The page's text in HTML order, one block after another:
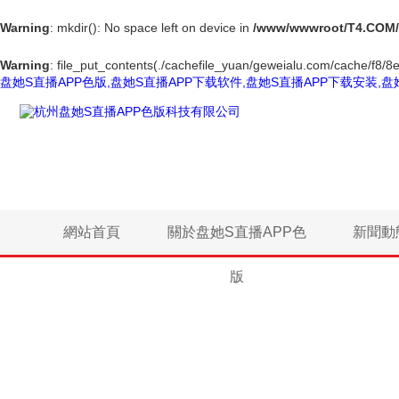
Warning: mkdir(): No space left on device in /www/wwwroot/
Warning: file_put_contents(./cachefile_yuan/geweialu.com/cache/f8/
盘她S直播APP色版,盘她S直播APP下载软件,盘她S直播APP下载安装,盘
網站首頁 關於盘她S直播APP色
版
新聞動